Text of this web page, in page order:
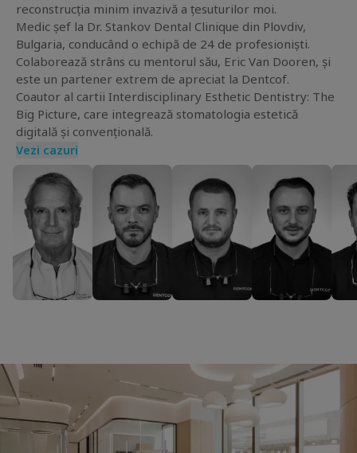
reconstrucția minim invazivă a țesuturilor moi.
Medic șef la Dr. Stankov Dental Clinique din Plovdiv,
Bulgaria, conducând o echipă de 24 de profesioniști.
Colaborează strâns cu mentorul său, Eric Van Dooren, și
este un partener extrem de apreciat la Dentcof.
Coautor al cartii Interdisciplinary Esthetic Dentistry: The
Big Picture, care integrează stomatologia estetică
digitală și convențională.
Vezi cazuri